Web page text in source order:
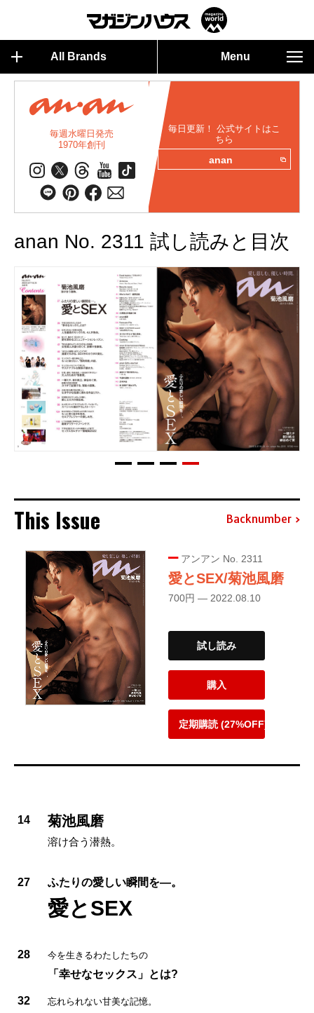
All Brands Menu
毎週水曜日発売
1970年創刊
毎日更新！ 公式サイトはこ
ちら
anan
anan No. 2311 試し読みと目次
This Issue Backnumber
アンアン No. 2311
愛とSEX/菊池風磨
700円 — 2022.08.10
試し読み
購入
定期購読 (27%OFF)
14 菊池風磨
溶け合う潜熱。
27 ふたりの愛しい瞬間を—。
愛とSEX
28 今を生きるわたしたちの
「幸せなセックス」とは?
32 忘れられない甘美な記憶。